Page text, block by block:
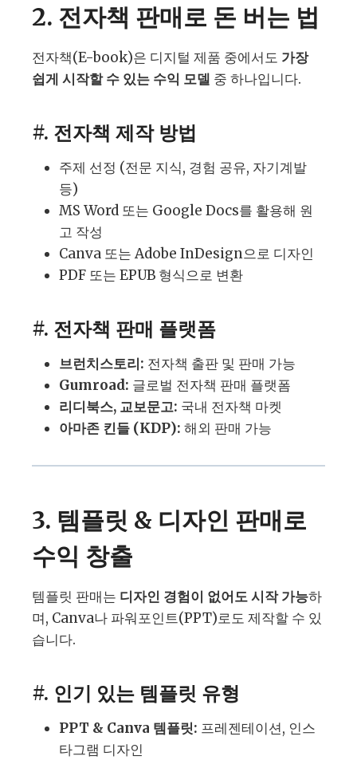
2. 전자책 판매로 돈 버는 법
전자책(E-book)은 디지털 제품 중에서도 가장
쉽게 시작할 수 있는 수익 모델 중 하나입니다.
#. 전자책 제작 방법
주제 선정 (전문 지식, 경험 공유, 자기계발
등)
MS Word 또는 Google Docs를 활용해 원
고 작성
Canva 또는 Adobe InDesign으로 디자인
PDF 또는 EPUB 형식으로 변환
#. 전자책 판매 플랫폼
브런치스토리: 전자책 출판 및 판매 가능
Gumroad: 글로벌 전자책 판매 플랫폼
리디북스, 교보문고: 국내 전자책 마켓
아마존 킨들 (KDP): 해외 판매 가능
3. 템플릿 & 디자인 판매로
수익 창출
템플릿 판매는 디자인 경험이 없어도 시작 가능하
며, Canva나 파워포인트(PPT)로도 제작할 수 있
습니다.
#. 인기 있는 템플릿 유형
PPT & Canva 템플릿: 프레젠테이션, 인스
타그램 디자인